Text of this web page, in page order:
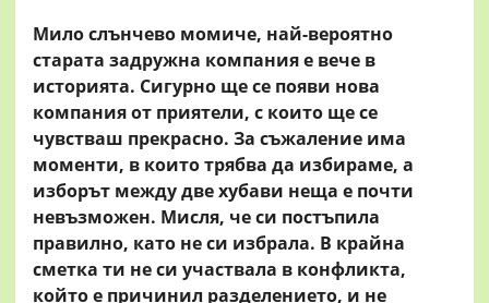
Мило слънчево момиче, най-вероятно
старата задружна компания е вече в
историята. Сигурно ще се появи нова
компания от приятели, с които ще се
чувстваш прекрасно. За съжаление има
моменти, в които трябва да избираме, а
изборът между две хубави неща е почти
невъзможен. Мисля, че си постъпила
правилно, като не си избрала. В крайна
сметка ти не си участвала в конфликта,
който е причинил разделението, и не